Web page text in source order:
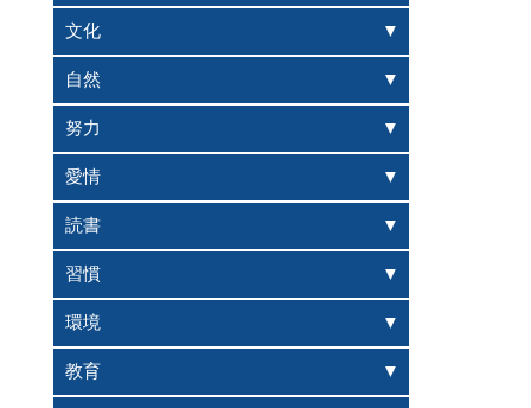
文化
自然
努力
愛情
読書
習慣
環境
教育